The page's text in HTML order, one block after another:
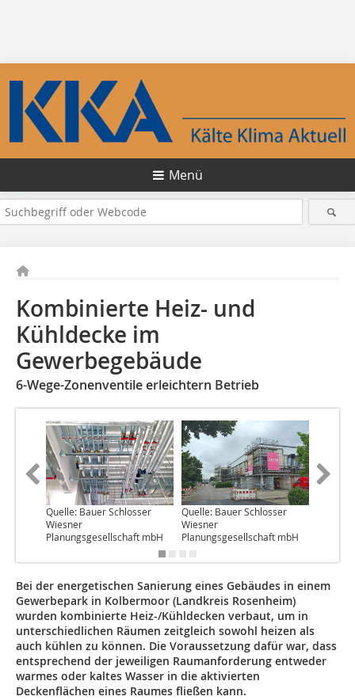
Menü
Kombinierte Heiz- und
Kühldecke im
Gewerbegebäude
6-Wege-Zonenventile erleichtern Betrieb
Quelle: Bauer Schlosser
Wiesner
Planungsgesellschaft mbH
Quelle: Bauer Schlosser
Wiesner
Planungsgesellschaft mbH
Bei der energetischen Sanierung eines Gebäudes in einem
Gewerbepark in Kolbermoor (Landkreis Rosenheim)
wurden kombinierte Heiz-/Kühldecken verbaut, um in
unterschiedlichen Räumen zeitgleich sowohl heizen als
auch kühlen zu können. Die Voraussetzung dafür war, dass
entsprechend der jeweiligen Raumanforderung entweder
warmes oder kaltes Wasser in die aktivierten
Deckenflächen eines Raumes fließen kann.